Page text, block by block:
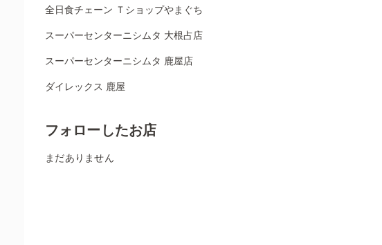
全日食チェーン Ｔショップやまぐち
スーパーセンターニシムタ 大根占店
スーパーセンターニシムタ 鹿屋店
ダイレックス 鹿屋
フォローしたお店
まだありません